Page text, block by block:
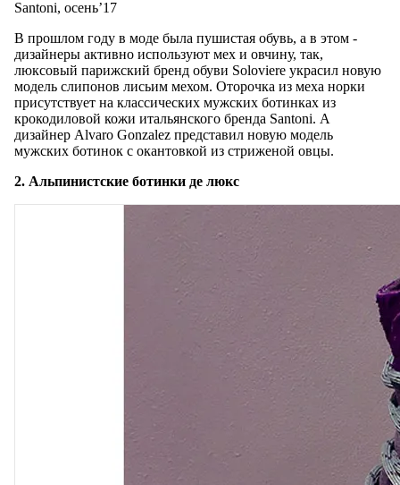
Santoni, осень’17
В прошлом году в моде была пушистая обувь, а в этом -
дизайнеры активно используют мех и овчину, так,
люксовый парижский бренд обуви Soloviere украсил новую
модель слипонов лисьим мехом. Оторочка из меха норки
присутствует на классических мужских ботинках из
крокодиловой кожи итальянского бренда Santoni. А
дизайнер Alvaro Gonzalez представил новую модель
мужских ботинок с окантовкой из стриженой овцы.
2. Альпинистские ботинки де люкс